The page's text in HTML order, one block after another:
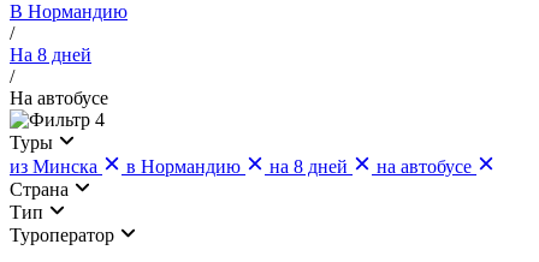
В Нормандию
/
На 8 дней
/
На автобусе
4
Туры
из Минска
в Нормандию на 8 дней
на автобусе
Страна
Тип
Туроператор